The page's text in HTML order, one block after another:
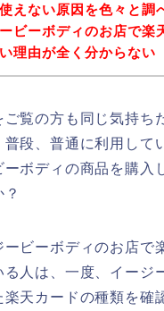
えない原因を色々と調
ビーボディのお店で楽
理由が全く分からない
ご覧の方も同じ気持ち
普段、普通に利用して
ーボディの商品を購入
ービーボディのお店で
る人は、一度、イージ
天カードの種類を確